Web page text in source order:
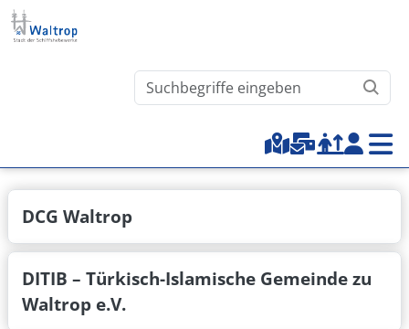
Direkt zum Inhalt
Waltrop.de durchsuchen
Top-Menu
DCG Waltrop
DITIB – Türkisch-Islamische Gemeinde zu
Waltrop e.V.